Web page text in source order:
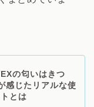
の匂いはきつ
感じたリアルな使
とは